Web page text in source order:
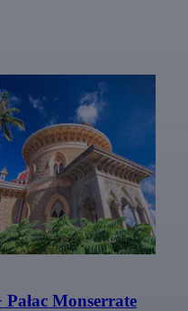
Monserrate